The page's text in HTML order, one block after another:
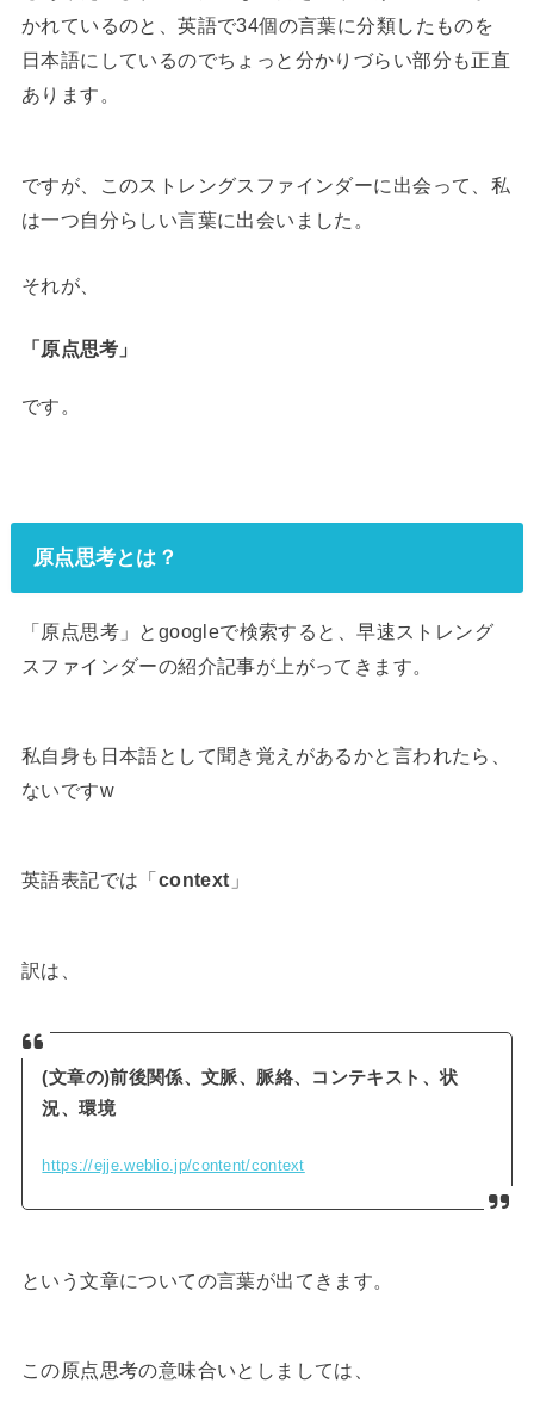
かれているのと、英語で34個の言葉に分類したものを
日本語にしているのでちょっと分かりづらい部分も正直
あります。
ですが、このストレングスファインダーに出会って、私
は一つ自分らしい言葉に出会いました。
それが、
「原点思考」
です。
原点思考とは？
「原点思考」とgoogleで検索すると、早速ストレング
スファインダーの紹介記事が上がってきます。
私自身も日本語として聞き覚えがあるかと言われたら、
ないですw
英語表記では「 context 」
訳は、
(文章の)前後関係、文脈、脈絡、コンテキスト、状
況、環境
https://ejje.weblio.jp/content/context
という文章についての言葉が出てきます。
この原点思考の意味合いとしましては、